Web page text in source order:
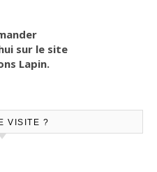
sur le site
Lapin.
VISITE ?